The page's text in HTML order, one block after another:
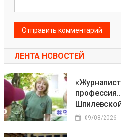
ЛЕНТА НОВОСТЕЙ
Шпилевской
09/08/2026